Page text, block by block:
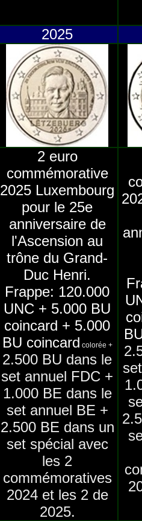
2025
2 euro
commémorative
2025 Luxembourg
pour le 25e
anniversaire de
l'Ascension au
trône du Grand-
Duc Henri.
Frappe: 120.000
UNC + 5.000 BU
coincard + 5.000
BU coincard colorée +
2.500 BU dans le
set annuel FDC +
1.000 BE dans le
set annuel BE +
2.500 BE dans un
set spécial avec
les 2
commémoratives
2024 et les 2 de
2025.